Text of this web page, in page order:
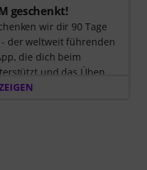
geschenkt!
wir dir 90 Tage
der weltweit führenden
die dich beim
und das Üben
die Welt der Musik mit
tonestro hört dir
gespielten Ton und